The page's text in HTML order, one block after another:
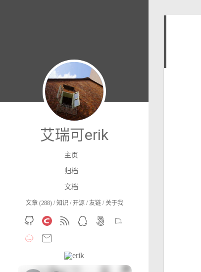
艾瑞可erik
主页
归档
文档
文章 (288) 知识 开源 友链 关于我